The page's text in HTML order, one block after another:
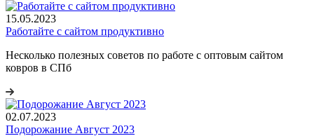
15.05.2023
Работайте с сайтом продуктивно
Несколько полезных советов по работе с оптовым сайтом
ковров в СПб
02.07.2023
Подорожание Август 2023